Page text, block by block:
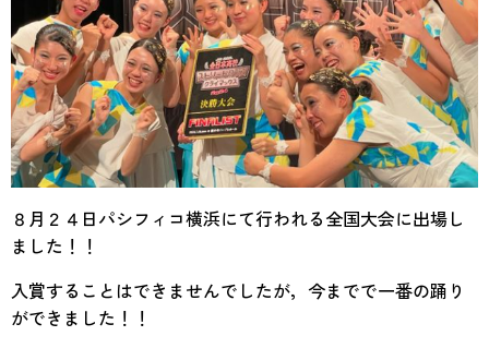
８月２４日パシフィコ横浜にて行われる全国大会に出場し
ました！！
入賞することはできませんでしたが，今までで一番の踊り
ができました！！